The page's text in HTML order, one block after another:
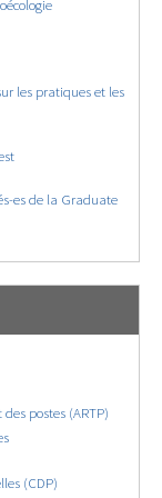
les pratiques et les
es de la Graduate
postes (ARTP)
(CDP)